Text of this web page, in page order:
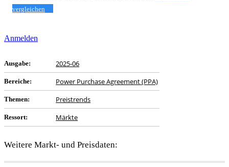
vergleichen
Anmelden
Ausgabe: 2025-06
Bereiche: Power Purchase Agreement (PPA)
Themen: Preistrends
Ressort: Märkte
Weitere Markt- und Preisdaten: